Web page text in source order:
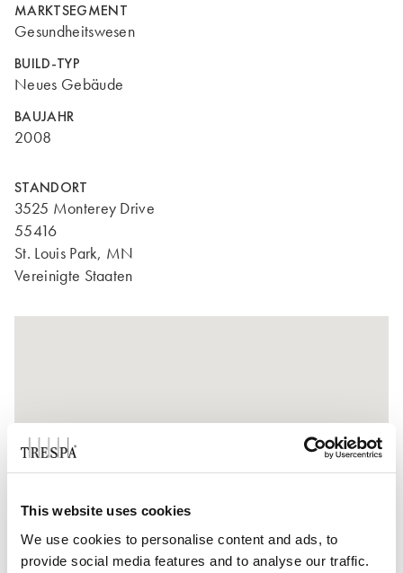
This website uses cookies
We use cookies to personalise content and ads, to
provide social media features and to analyse our traffic.
MARKTSEGMENT
Gesundheitswesen
BUILD-TYP
Neues Gebäude
BAUJAHR
2008
STANDORT
3525 Monterey Drive
55416
St. Louis Park, MN
Vereinigte Staaten